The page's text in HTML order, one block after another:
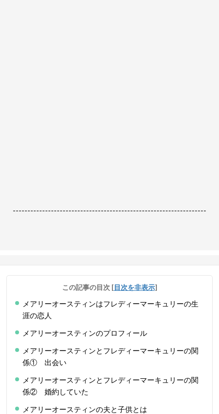
------------------------------------------------------------------
この記事の目次 [目次を非表示]
メアリーオースティンはフレディーマーキュリーの生
涯の恋人
メアリーオースティンのプロフィール
メアリーオースティンとフレディーマーキュリーの関
係① 出会い
メアリーオースティンとフレディーマーキュリーの関
係② 婚約していた
メアリーオースティンの夫と子供とは